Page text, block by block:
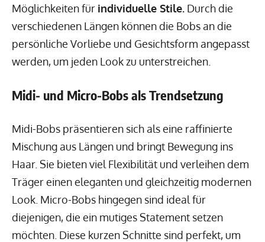
Möglichkeiten für individuelle Stile. Durch die
verschiedenen Längen können die Bobs an die
persönliche Vorliebe und Gesichtsform angepasst
werden, um jeden Look zu unterstreichen.
Midi- und Micro-Bobs als Trendsetzung
Midi-Bobs präsentieren sich als eine raffinierte
Mischung aus Längen und bringt Bewegung ins
Haar. Sie bieten viel Flexibilität und verleihen dem
Träger einen eleganten und gleichzeitig modernen
Look. Micro-Bobs hingegen sind ideal für
diejenigen, die ein mutiges Statement setzen
möchten. Diese kurzen Schnitte sind perfekt, um